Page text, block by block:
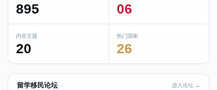
895 06
内容主题
20
热门国家
26
留学移民论坛 进入论坛 →